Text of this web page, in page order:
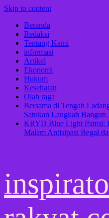
Skip to content
Beranda
Redaksi
Tentang Kami
informasi
Artikel
Ekonomi
Hukum
Kesehatan
Olah raga
Bersama di Tengah
Satukan Langkah Bangun
KRYD Blue Light Patrol:
Malam Antisipasi Begal